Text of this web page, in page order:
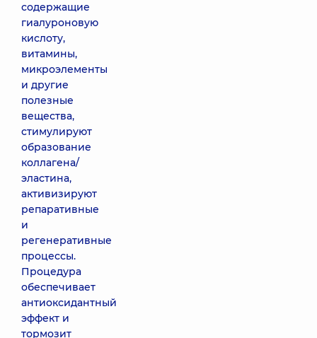
содержащие
гиалуроновую
кислоту,
витамины,
микроэлементы
и другие
полезные
вещества,
стимулируют
образование
коллагена/
эластина,
активизируют
репаративные
и
регенеративные
процессы.
Процедура
обеспечивает
антиоксидантный
эффект и
тормозит